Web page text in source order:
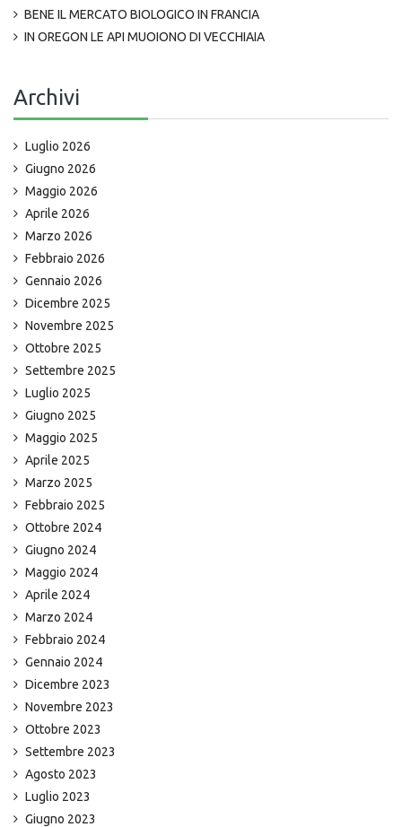
BENE IL MERCATO BIOLOGICO IN FRANCIA
IN OREGON LE API MUOIONO DI VECCHIAIA
Archivi
Luglio 2026
Giugno 2026
Maggio 2026
Aprile 2026
Marzo 2026
Febbraio 2026
Gennaio 2026
Dicembre 2025
Novembre 2025
Ottobre 2025
Settembre 2025
Luglio 2025
Giugno 2025
Maggio 2025
Aprile 2025
Marzo 2025
Febbraio 2025
Ottobre 2024
Giugno 2024
Maggio 2024
Aprile 2024
Marzo 2024
Febbraio 2024
Gennaio 2024
Dicembre 2023
Novembre 2023
Ottobre 2023
Settembre 2023
Agosto 2023
Luglio 2023
Giugno 2023